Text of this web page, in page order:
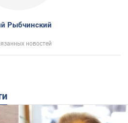
Рыбчинский
новостей